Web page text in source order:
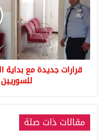
بداية
العام
2019
تتعلق
بمنح
الجنسية
للسوريين
هاتاي
مقالات ذات صلة